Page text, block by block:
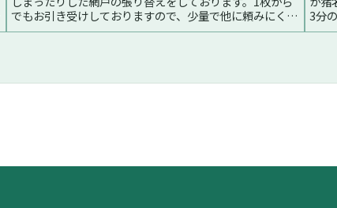
でもお引き受けしておりますので、少量で他に頼みにくい
等お困りの際は当センターにご相談ください。費用の目安
3分
の手